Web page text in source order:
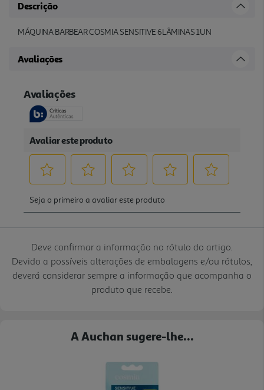
Descrição
MÁQUINA BARBEAR COSMIA SENSITIVE 6LÂMINAS 1UN
Avaliações
Deve confirmar a informação no rótulo do artigo.
Devido a possíveis alterações de embalagens e/ou rótulos,
deverá considerar sempre a informação que acompanha o
produto que recebe.
A Auchan sugere-lhe...